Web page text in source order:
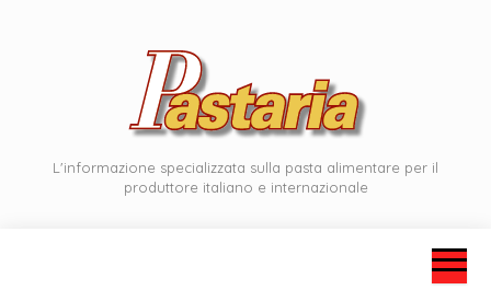
L'informazione specializzata sulla pasta alimentare per il
produttore italiano e internazionale